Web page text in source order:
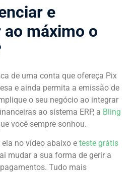
e
máximo o
de uma conta que ofereça Pix
e ainda permita a emissão de
o seu negócio ao integrar
ao sistema ERP, a Bling
você sempre sonhou.
no vídeo abaixo e teste grátis
mudar a sua forma de gerir a
Tudo mais